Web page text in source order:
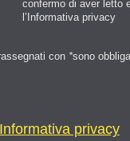
confermo di aver letto
l’Informativa privacy
con *sono
Informativa privacy